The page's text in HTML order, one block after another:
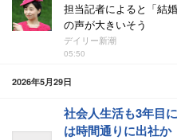
担当記者によると「結
の声が大きいそう
デイリー新潮
05:50
2026年5月29日
社会人生活も3年目
は時間通りに出社か